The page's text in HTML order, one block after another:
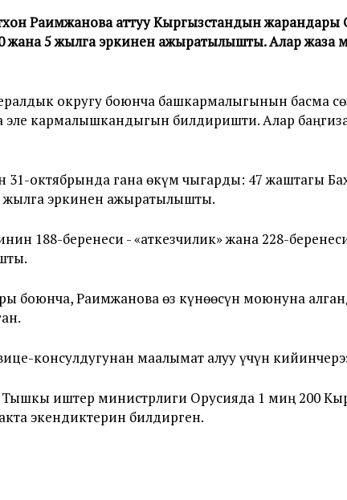
Раимжанова аттуу Кыргызстандын
5 жылга эркинен ажыратылышты. Алар жаза
округу боюнча башкармалыгынын басма
кармалышкандыгын билдиришти. Алар
31-октябрында гана өкүм чыгарды: 47 жаштагы
эркинен ажыратылышты.
188-беренеси - «аткезчилик» жана 228-
боюнча, Раимжанова өз күнөөсүн моюнуна
консулдугунан маалымат алуу үчүн
иштер министрлиги Орусияда 1 миң 200
экендиктерин билдирген.